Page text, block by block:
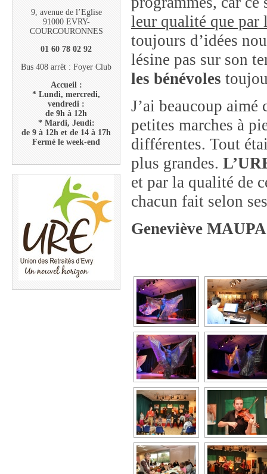
9, avenue de l’Eglise
91000 EVRY-
COURCOURONNES
01 60 78 02 92
Bus 408 arrêt : Foyer Club
Accueil :
* Lundi, mercredi,
vendredi :
de 9h à 12h
* Mardi, Jeudi:
de 9 à 12h et de 14 à 17h
Fermé le week-end
leur qualité que par
toujours d’idées
lésine pas sur son
les bénévoles
J’ai beaucoup aimé
petites marches à
différentes. Tout
plus grandes.
et par la qualité de
chacun fait selon
Geneviève